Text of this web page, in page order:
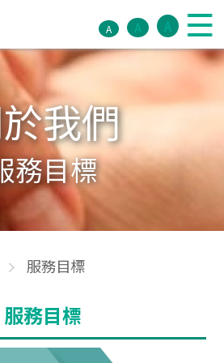
A A A
我們
務目標
服務目標
服務目標